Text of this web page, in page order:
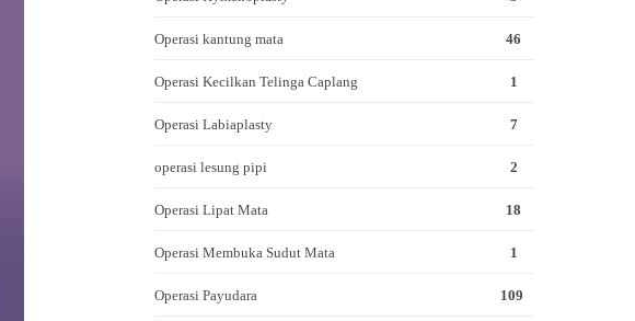
Operasi kantung mata 46
Operasi Kecilkan Telinga Caplang 1
Operasi Labiaplasty 7
operasi lesung pipi 2
Operasi Lipat Mata 18
Operasi Membuka Sudut Mata 1
Operasi Payudara 109